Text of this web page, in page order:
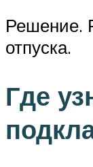
Решение.
отпуска.
Где